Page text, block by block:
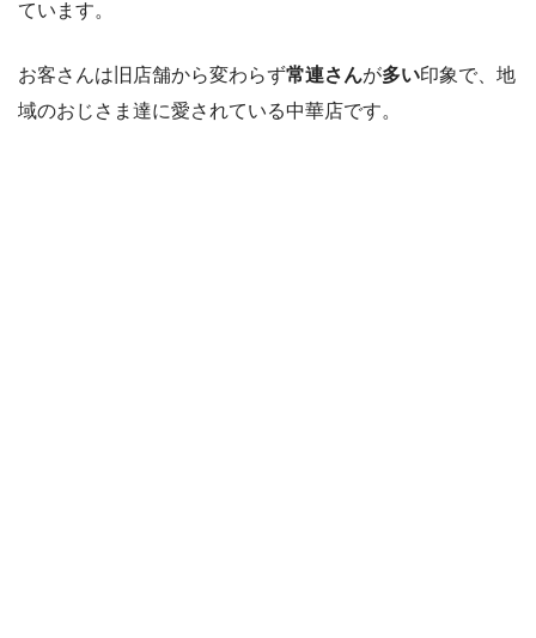
ています。
お客さんは旧店舗から変わらず常連さんが多い印象で、地
域のおじさま達に愛されている中華店です。